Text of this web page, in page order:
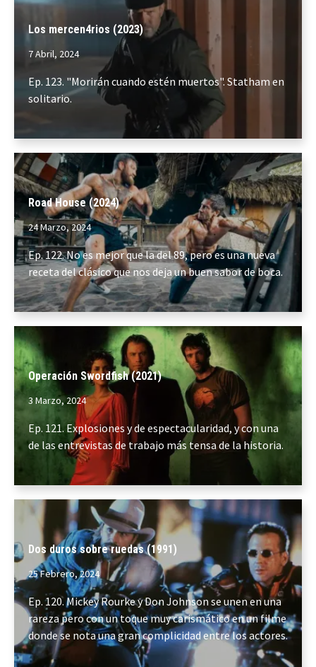
Los mercen4rios (2023)
7 Abril, 2024
Ep. 123. "Morirán cuando estén muertos". Statham en
solitario.
Road House (2024)
24 Marzo, 2024
Ep. 122. No es mejor que la del 89, pero es una nueva
receta del clásico que nos deja un buen sabor de boca.
Operación Swordfish (2021)
3 Marzo, 2024
Ep. 121. Explosiones y de espectacularidad, y con una
de las entrevistas de trabajo más tensa de la historia.
Dos duros sobre ruedas (1991)
25 Febrero, 2024
Ep. 120. Mickey Rourke y Don Johnson se unen en una
rareza pero con un toque muy carismático en un filme
donde se nota una gran complicidad entre los actores.